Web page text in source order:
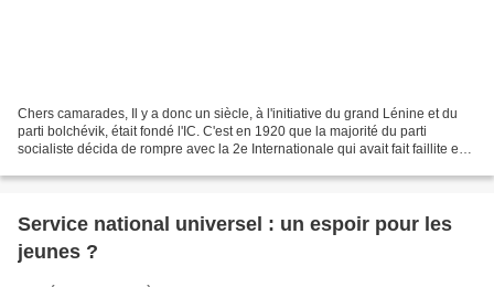
Chers camarades, Il y a donc un siècle, à l'initiative du grand Lénine et du
parti bolchévik, était fondé l'IC. C'est en 1920 que la majorité du parti
socialiste décida de rompre avec la 2e Internationale qui avait fait faillite en
Service national universel : un espoir pour les
jeunes ?